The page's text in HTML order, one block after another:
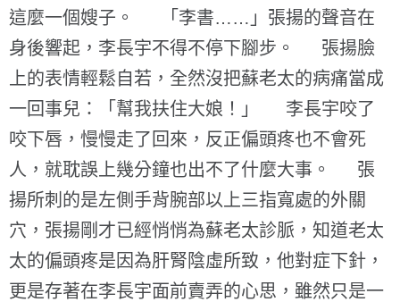
這麼一個嫂子。 「李書……」張揚的聲音在
身後響起，李長宇不得不停下腳步。 張揚臉
上的表情輕鬆自若，全然沒把蘇老太的病痛當成
一回事兒：「幫我扶住大娘！」 李長宇咬了
咬下唇，慢慢走了回來，反正偏頭疼也不會死
人，就耽誤上幾分鐘也出不了什麼大事。 張
揚所刺的是左側手背腕部以上三指寬處的外關
穴，張揚剛才已經悄悄為蘇老太診脈，知道老太
太的偏頭疼是因為肝腎陰虛所致，他對症下針，
更是存著在李長宇面前賣弄的心思，雖然只是一